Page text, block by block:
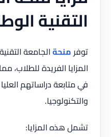
التقنية
توفرمنحةالجامعة
المزايا الفريدة للطلاب،
في متابعة دراساتهم
والتكنولوجيا.
تشمل هذه المزايا: